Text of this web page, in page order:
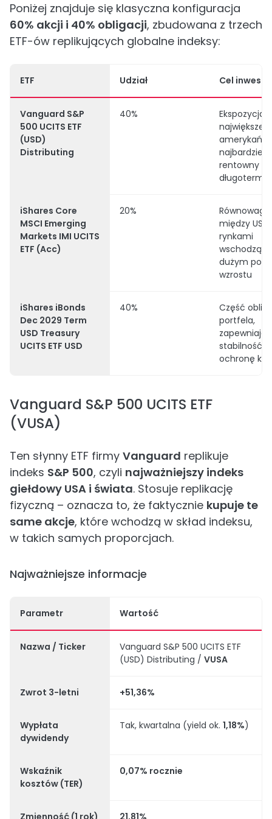
Poniżej znajduje się klasyczna konfiguracja
60% akcji i 40% obligacji, zbudowana z trzech
ETF-ów replikujących globalne indeksy:
ETF Udział Cel
Vanguard S&P
500 UCITS ETF
(USD)
Distributing
40%
Ekspozycja
największe
najbardziej
rentowny
iShares Core
MSCI Emerging
Markets IMI UCITS
ETF (Acc)
20%
Równowaga
między USA
rynkami
dużym
wzrostu
iShares iBonds
Dec 2029 Term
USD Treasury
UCITS ETF USD
40%
Część
portfela,
stabilność i
ochronę
Vanguard S&P 500 UCITS ETF
(VUSA)
Ten słynny ETF firmy Vanguard replikuje
indeks S&P 500, czyli najważniejszy indeks
giełdowy USA i świata. Stosuje replikację
fizyczną – oznacza to, że faktycznie kupuje te
same akcje, które wchodzą w skład indeksu,
w takich samych proporcjach.
Najważniejsze informacje
Parametr Wartość
Nazwa / Ticker
Vanguard S&P 500 UCITS ETF
(USD) Distributing / VUSA
Zwrot 3-letni +51,36%
Wypłata
dywidendy
Tak, kwartalna (yield ok. 1,18%)
Wskaźnik
kosztów (TER)
0,07% rocznie
Zmienność (1 rok) 21,81%